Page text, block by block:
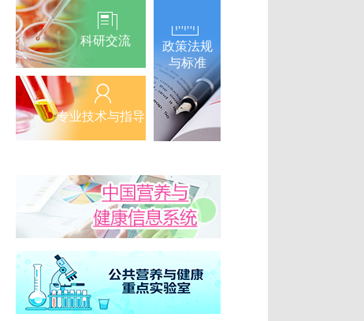
政策法规
与标准
科研交流
专业技术与指导